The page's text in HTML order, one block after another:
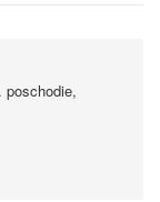
poschodie,